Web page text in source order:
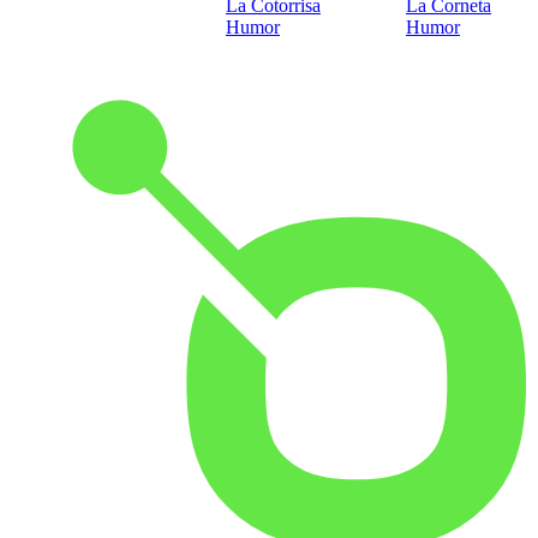
La Cotorrisa
Humor
La Corneta
Humor